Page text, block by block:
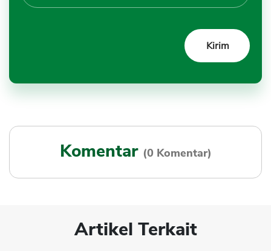
Komentar (0 Komentar)
Artikel Terkait